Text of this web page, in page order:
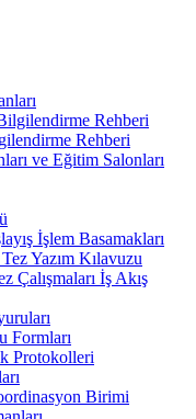
Rehberi
Rehberi
ve Eğitim Salonları
İşlem Basamakları
Yazım Kılavuzu
Çalışmaları İş Akış
Formları
Protokolleri
Birimi